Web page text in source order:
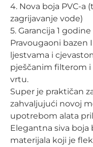
4. Nova boja PVC-a
zagrijavanje vode)
5. Garancija 1
Pravougaoni bazen
ljestvama i
pješčanim filterom i
vrtu.
Super je praktičan
zahvaljujući novoj
upotrebom alata
Elegantna siva boja
materijala koji je